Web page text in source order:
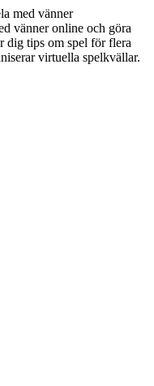
med vänner
vänner online och göra
dig tips om spel för flera
virtuella spelkvällar.